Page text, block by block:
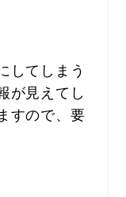
してしまう
が見えてし
すので、要